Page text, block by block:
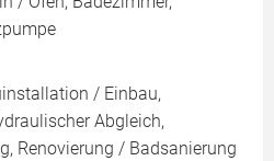
/ Einbau,
Abgleich,
Renovierung / Badsanierung